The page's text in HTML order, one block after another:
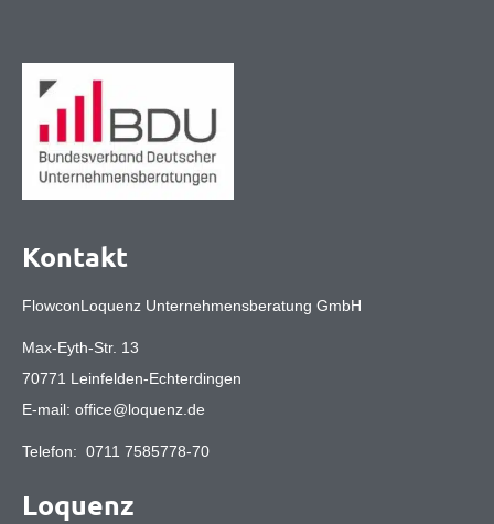
Kontakt
FlowconLoquenz Unternehmensberatung GmbH
Max-Eyth-Str. 13
70771 Leinfelden-Echterdingen
E-mail: office@loquenz.de
Telefon: 0711 7585778-70
Loquenz